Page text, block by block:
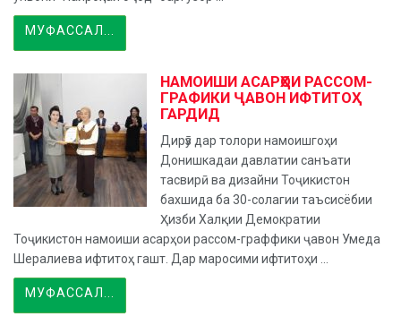
МУФАССАЛ...
НАМОИШИ АСАРҲОИ РАССОМ-
ГРАФИКИ ҶАВОН ИФТИТОҲ
ГАРДИД
Дирӯз дар толори намоишгоҳи
Донишкадаи давлатии санъати
тасвирӣ ва дизайни Тоҷикистон
бахшида ба 30-солагии таъсисёбии
Ҳизби Халқии Демократии
Тоҷикистон намоиши асарҳои рассом-граффики ҷавон Умеда
Шералиева ифтитоҳ гашт. Дар маросими ифтитоҳи ...
МУФАССАЛ...